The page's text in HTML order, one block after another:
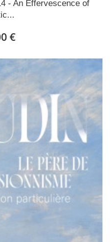
- An Effervescence of
€